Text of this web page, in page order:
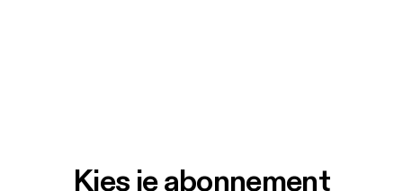
Kies je abonnement